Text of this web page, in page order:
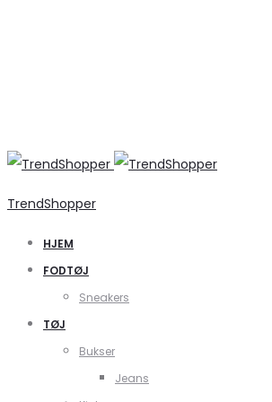
TrendShopper
HJEM
FODTØJ
Sneakers
TØJ
Bukser
Jeans